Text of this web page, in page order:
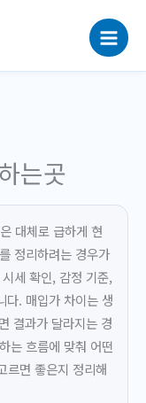
는곳
대체로 급하게 현
정리하려는 경우가
세 확인, 감정 기준,
다. 매입가 차이는 생
결과가 달라지는 경
는 흐름에 맞춰 어떤
르면 좋은지 정리해